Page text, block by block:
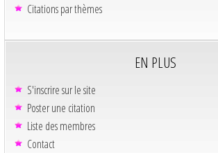
Citations par thèmes
EN PLUS
S'inscrire sur le site
Poster une citation
Liste des membres
Contact